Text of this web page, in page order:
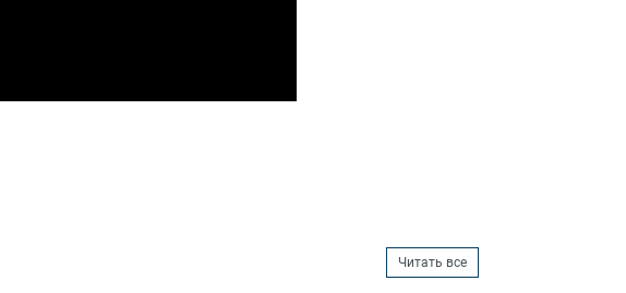
Читать все